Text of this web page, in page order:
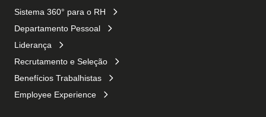
Sistema 360° para o RH
Departamento Pessoal
Liderança
Recrutamento e Seleção
Benefícios Trabalhistas
Employee Experience